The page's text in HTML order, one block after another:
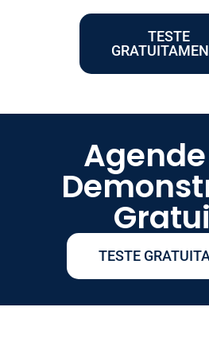
TESTE
TESTE